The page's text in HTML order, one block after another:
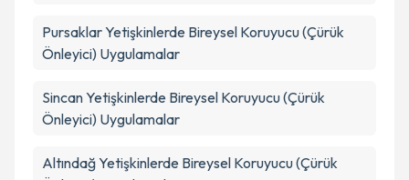
PursaklarYetişkinlerde Bireysel Koruyucu (Çürük
Önleyici) Uygulamalar
SincanYetişkinlerde Bireysel Koruyucu (Çürük
Önleyici) Uygulamalar
AltındağYetişkinlerde Bireysel Koruyucu (Çürük